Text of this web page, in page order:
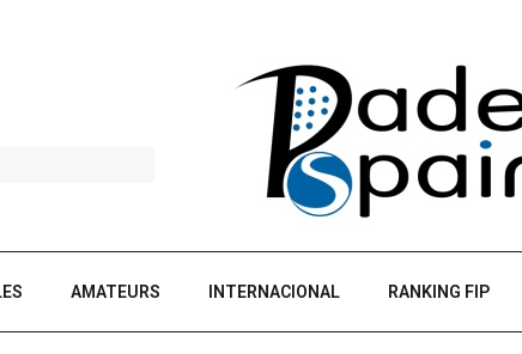
AMATEURS INTERNACIONAL RANKING FIP